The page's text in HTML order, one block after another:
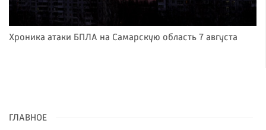
Хроника атаки БПЛА на Самарскую область 7 августа
ГЛАВНОЕ